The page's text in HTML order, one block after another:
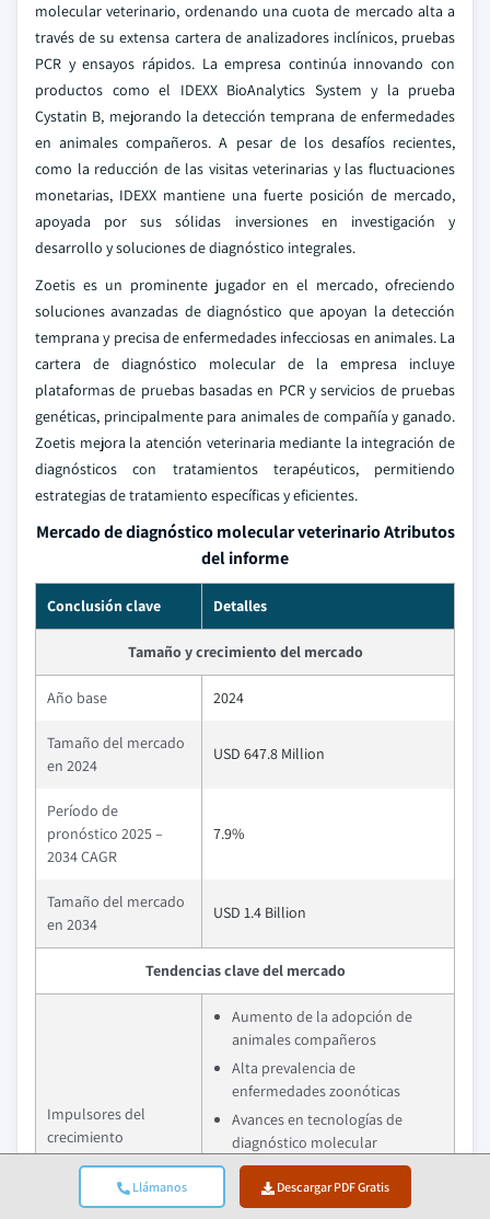
Llámanos Descargar PDF Gratis
molecular veterinario, ordenando una cuota de mercado alta a
través de su extensa cartera de analizadores inclínicos, pruebas
PCR y ensayos rápidos. La empresa continúa innovando con
productos como el IDEXX BioAnalytics System y la prueba
Cystatin B, mejorando la detección temprana de enfermedades
en animales compañeros. A pesar de los desafíos recientes,
como la reducción de las visitas veterinarias y las fluctuaciones
monetarias, IDEXX mantiene una fuerte posición de mercado,
apoyada por sus sólidas inversiones en investigación y
desarrollo y soluciones de diagnóstico integrales.
Zoetis es un prominente jugador en el mercado, ofreciendo
soluciones avanzadas de diagnóstico que apoyan la detección
temprana y precisa de enfermedades infecciosas en animales. La
cartera de diagnóstico molecular de la empresa incluye
plataformas de pruebas basadas en PCR y servicios de pruebas
genéticas, principalmente para animales de compañía y ganado.
Zoetis mejora la atención veterinaria mediante la integración de
diagnósticos con tratamientos terapéuticos, permitiendo
estrategias de tratamiento específicas y eficientes.
Mercado de diagnóstico molecular veterinario Atributos
del informe
Conclusión clave Detalles
Tamaño y crecimiento del mercado
Año base 2024
Tamaño del mercado
en 2024
USD 647.8 Million
Período de
pronóstico 2025 –
2034 CAGR
7.9%
Tamaño del mercado
en 2034
USD 1.4 Billion
Tendencias clave del mercado
Impulsores del
crecimiento
Aumento de la adopción de
animales compañeros
Alta prevalencia de
enfermedades zoonóticas
Avances en tecnologías de
diagnóstico molecular
veterinario
Aumento de la adopción de